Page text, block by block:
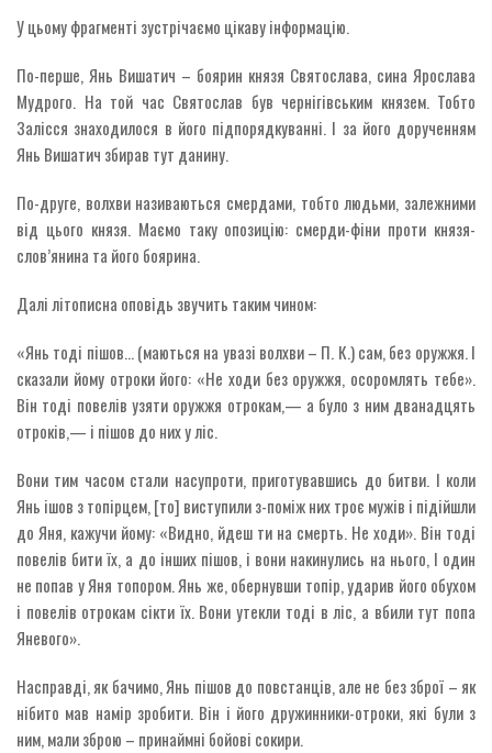
У цьому фрагменті зустрічаємо цікаву інформацію.
По-перше, Янь Вишатич – боярин князя Святослава, сина Ярослава
Мудрого. На той час Святослав був чернігівським князем. Тобто
Залісся знаходилося в його підпорядкуванні. І за його дорученням
Янь Вишатич збирав тут данину.
По-друге, волхви називаються смердами, тобто людьми, залежними
від цього князя. Маємо таку опозицію: смерди-фіни проти князя-
слов’янина та його боярина.
Далі літописна оповідь звучить таким чином:
«Янь тоді пішов… (маються на увазі волхви – П. К.) сам, без оружжя. І
сказали йому отроки його: «Не ходи без оружжя, осоромлять тебе».
Він тоді повелів узяти оружжя отрокам,— а було з ним дванадцять
отроків,— і пішов до них у ліс.
Вони тим часом стали насупроти, приготувавшись до битви. І коли
Янь ішов з топірцем, [то] виступили з-поміж них троє мужів і підійшли
до Яня, кажучи йому: «Видно, йдеш ти на смерть. Не ходи». Він тоді
повелів бити їх, а до інших пішов, і вони накинулись на нього, І один
не попав у Яня топором. Янь же, обернувши топір, ударив його обухом
і повелів отрокам сікти їх. Вони утекли тоді в ліс, а вбили тут попа
Яневого».
Насправді, як бачимо, Янь пішов до повстанців, але не без зброї – як
нібито мав намір зробити. Він і його дружинники-отроки, які були з
ним, мали зброю – принаймні бойові сокири.